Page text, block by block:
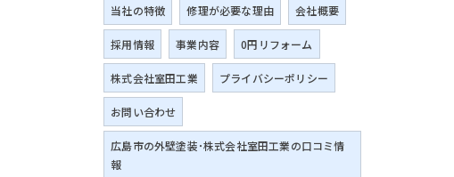
当社の特徴 修理が必要な理由 会社概要
採用情報 事業内容 0円リフォーム
株式会社室田工業 プライバシーポリシー
お問い合わせ
広島市の外壁塗装･株式会社室田工業の口コミ情
報